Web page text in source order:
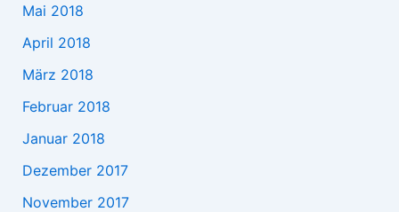
Mai 2018
April 2018
März 2018
Februar 2018
Januar 2018
Dezember 2017
November 2017